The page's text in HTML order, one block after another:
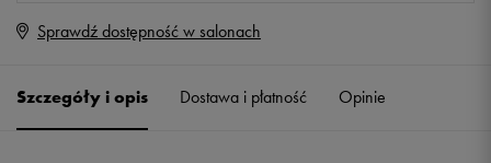
Rozmiary EU
41 1/3
Sprawdź dostępność w salonach
Szczegóły i opis Dostawa i płatność Opinie